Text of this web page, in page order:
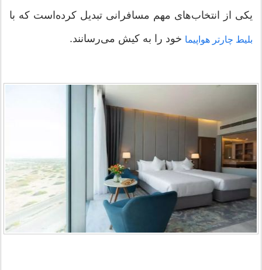
یکی از انتخاب‌های مهم مسافرانی تبدیل کرده‌است که با
بلیط چارتر هواپیما خود را به کیش می‌رسانند.